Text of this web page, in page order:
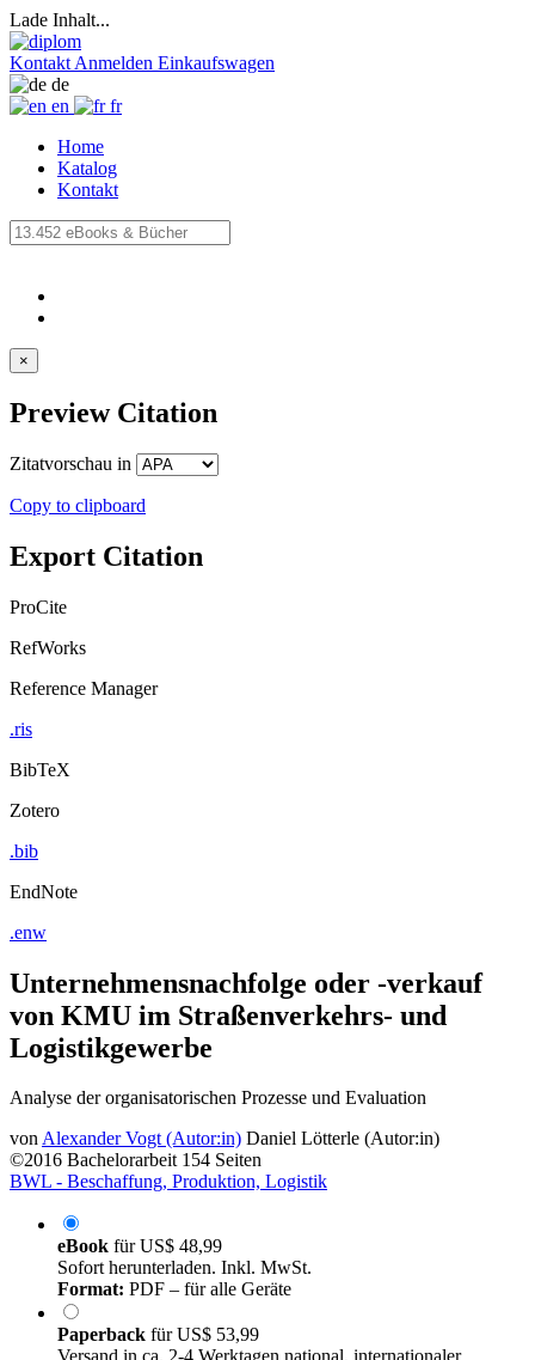
Lade Inhalt...
Kontakt Anmelden Einkaufswagen
de
en
fr
Home
Katalog
Kontakt
×
Preview Citation
Zitatvorschau in
Copy to clipboard
Export Citation
ProCite
RefWorks
Reference Manager
.ris
BibTeX
Zotero
.bib
EndNote
.enw
Unternehmensnachfolge oder -verkauf
von KMU im Straßenverkehrs- und
Logistikgewerbe
Analyse der organisatorischen Prozesse und Evaluation
vonAlexander Vogt (Autor:in) Daniel Lötterle (Autor:in)
©2016 Bachelorarbeit 154 Seiten
BWL - Beschaffung, Produktion, Logistik
eBook fürUS$ 48,99
Sofort herunterladen. Inkl. MwSt.
Format: PDF – für alle Geräte
Paperback fürUS$ 53,99